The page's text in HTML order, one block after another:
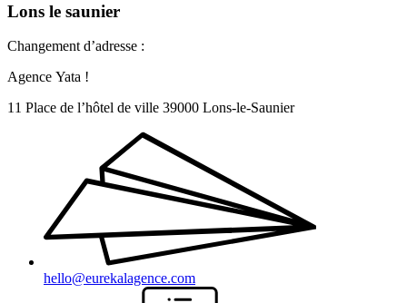
Lons le saunier
Changement d’adresse :
Agence Yata !
11 Place de l’hôtel de ville 39000 Lons-le-Saunier
hello@eurekalagence.com